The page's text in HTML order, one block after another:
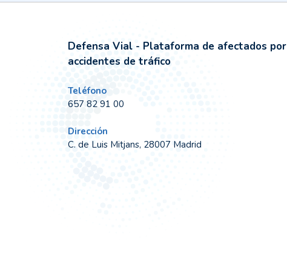
Defensa Vial - Plataforma de afectados por
accidentes de tráfico
Teléfono
657 82 91 00
Dirección
C. de Luis Mitjans, 28007 Madrid